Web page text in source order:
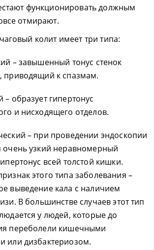
функционировать должным
отмирают.
колит имеет три типа:
– завышенный тонус стенок
приводящий к спазмам.
– образует гипертонус
и нисходящего отделов.
– при проведении эндоскопии
очень узкий неравномерный
всей толстой кишки.
этого типа заболевания –
выведение кала с наличием
В большинстве случаев этот тип
у людей, которые до
переболели кишечными
или дизбактериозом.